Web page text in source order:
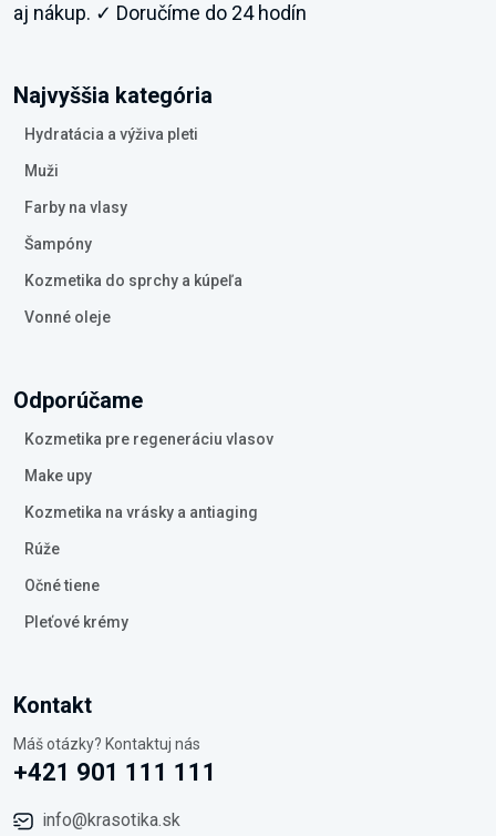
aj nákup. ✓ Doručíme do 24 hodín
Najvyššia kategória
Hydratácia a výživa pleti
Muži
Farby na vlasy
Šampóny
Kozmetika do sprchy a kúpeľa
Vonné oleje
Odporúčame
Kozmetika pre regeneráciu vlasov
Make upy
Kozmetika na vrásky a antiaging
Rúže
Očné tiene
Pleťové krémy
Kontakt
Máš otázky? Kontaktuj nás
+421 901 111 111
info@krasotika.sk